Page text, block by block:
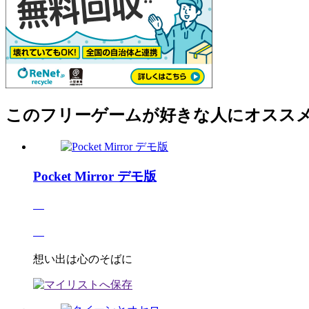
このフリーゲームが好きな人にオスス
Pocket Mirror デモ版
想い出は心のそばに